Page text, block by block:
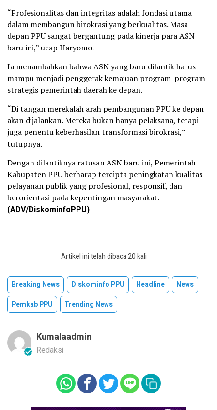
“Profesionalitas dan integritas adalah fondasi utama
dalam membangun birokrasi yang berkualitas. Masa
depan PPU sangat bergantung pada kinerja para ASN
baru ini,” ucap Haryomo.
Ia menambahkan bahwa ASN yang baru dilantik harus
mampu menjadi penggerak kemajuan program-program
strategis pemerintah daerah ke depan.
“Di tangan merekalah arah pembangunan PPU ke depan
akan dijalankan. Mereka bukan hanya pelaksana, tetapi
juga penentu keberhasilan transformasi birokrasi,”
tutupnya.
Dengan dilantiknya ratusan ASN baru ini, Pemerintah
Kabupaten PPU berharap tercipta peningkatan kualitas
pelayanan publik yang profesional, responsif, dan
berorientasi pada kepentingan masyarakat.
(ADV/DiskominfoPPU)
Artikel ini telah dibaca 20 kali
Breaking News Diskominfo PPU Headline
News
Pemkab PPU
Trending News
Kumalaadmin
Redaksi